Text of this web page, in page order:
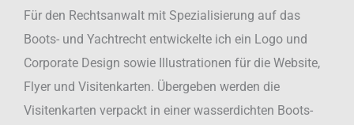
Für den Rechtsanwalt mit Spezialisierung auf das
Boots- und Yachtrecht entwickelte ich ein Logo und
Corporate Design sowie Illustrationen für die Website,
Flyer und Visitenkarten. Übergeben werden die
Visitenkarten verpackt in einer wasserdichten Boots-